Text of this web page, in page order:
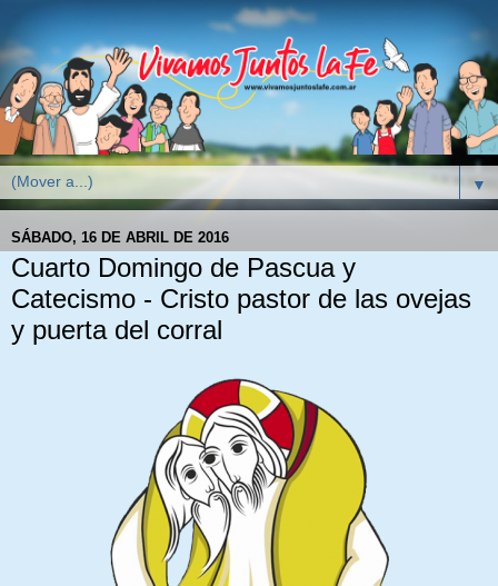
▼
SÁBADO, 16 DE ABRIL DE 2016
Cuarto Domingo de Pascua y
Catecismo - Cristo pastor de las ovejas
y puerta del corral